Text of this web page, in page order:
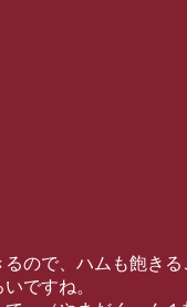
ので、ハムも飽きる
ですね。